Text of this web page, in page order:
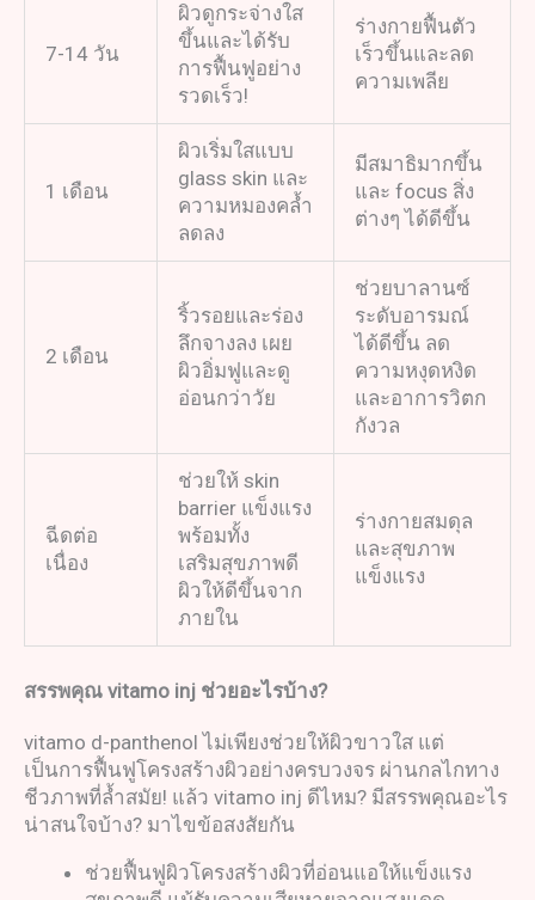
7-14 วัน
ผิวดูกระจ่างใส
ขึ้นและได้รับ
การฟื้นฟูอย่าง
รวดเร็ว!
ร่างกายฟื้นตัว
เร็วขึ้นและลด
ความเพลีย
1 เดือน
ผิวเริ่มใสแบบ
glass skin และ
ความหมองคล้ำ
ลดลง
มีสมาธิมากขึ้น
และ focus สิ่ง
ต่างๆ ได้ดีขึ้น
2 เดือน
ริ้วรอยและร่อง
ลึกจางลง เผย
ผิวอิ่มฟูและดู
อ่อนกว่าวัย
ช่วยบาลานซ์
ระดับอารมณ์
ได้ดีขึ้น ลด
ความหงุดหงิด
และอาการวิตก
กังวล
ฉีดต่อ
เนื่อง
ช่วยให้ skin
barrier แข็งแรง
พร้อมทั้ง
เสริมสุขภาพดี
ผิวให้ดีขึ้นจาก
ภายใน
ร่างกายสมดุล
และสุขภาพ
แข็งแรง
สรรพคุณ vitamo inj ช่วยอะไรบ้าง?
vitamo d-panthenol ไม่เพียงช่วยให้ผิวขาวใส แต่
เป็นการฟื้นฟูโครงสร้างผิวอย่างครบวงจร ผ่านกลไกทาง
ชีวภาพที่ล้ำสมัย! แล้ว vitamo inj ดีไหม? มีสรรพคุณอะไร
น่าสนใจบ้าง? มาไขข้อสงสัยกัน
ช่วยฟื้นฟูผิวโครงสร้างผิวที่อ่อนแอให้แข็งแรง